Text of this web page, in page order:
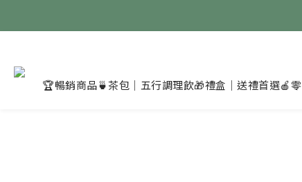
🏆暢銷商品🍵茶包｜五行調理飲🎁禮盒｜送禮首選🍎